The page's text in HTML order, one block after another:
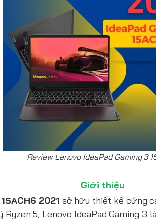
Review Lenovo IdeaPad Gaming 3
Giới thiệu
2021 sở hữu thiết kế cứng
5, Lenovo IdeaPad Gaming